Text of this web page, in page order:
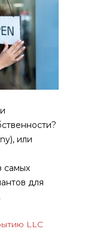
или
самых
для
LLC